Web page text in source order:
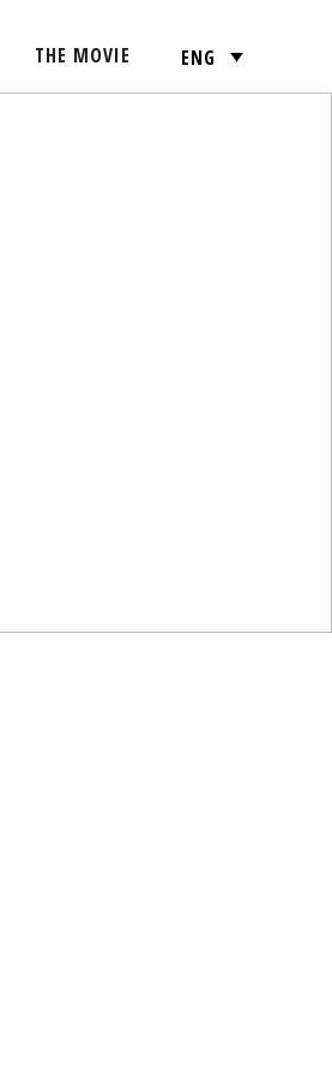
THE MOVIE ENG